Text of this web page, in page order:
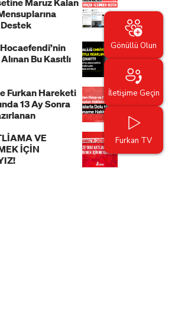
Bu Kasıtlı
Furkan Hareketi
13 Ay Sonra
VE
İÇİN
Gönüllü Olun
İletişime Geçin
Furkan TV